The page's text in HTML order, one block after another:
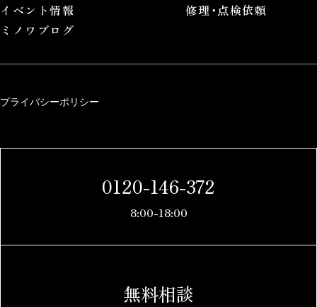
イベント情報
ミノワブログ
修理･点検依頼
プライバシーポリシー
0120-146-372
8:00-18:00
無料相談